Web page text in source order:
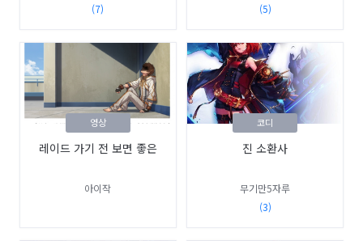
(7)
(5)
레이드 가기 전 보면 좋은
아이작
영상
진 소환사
무기만5자루
(3)
코디